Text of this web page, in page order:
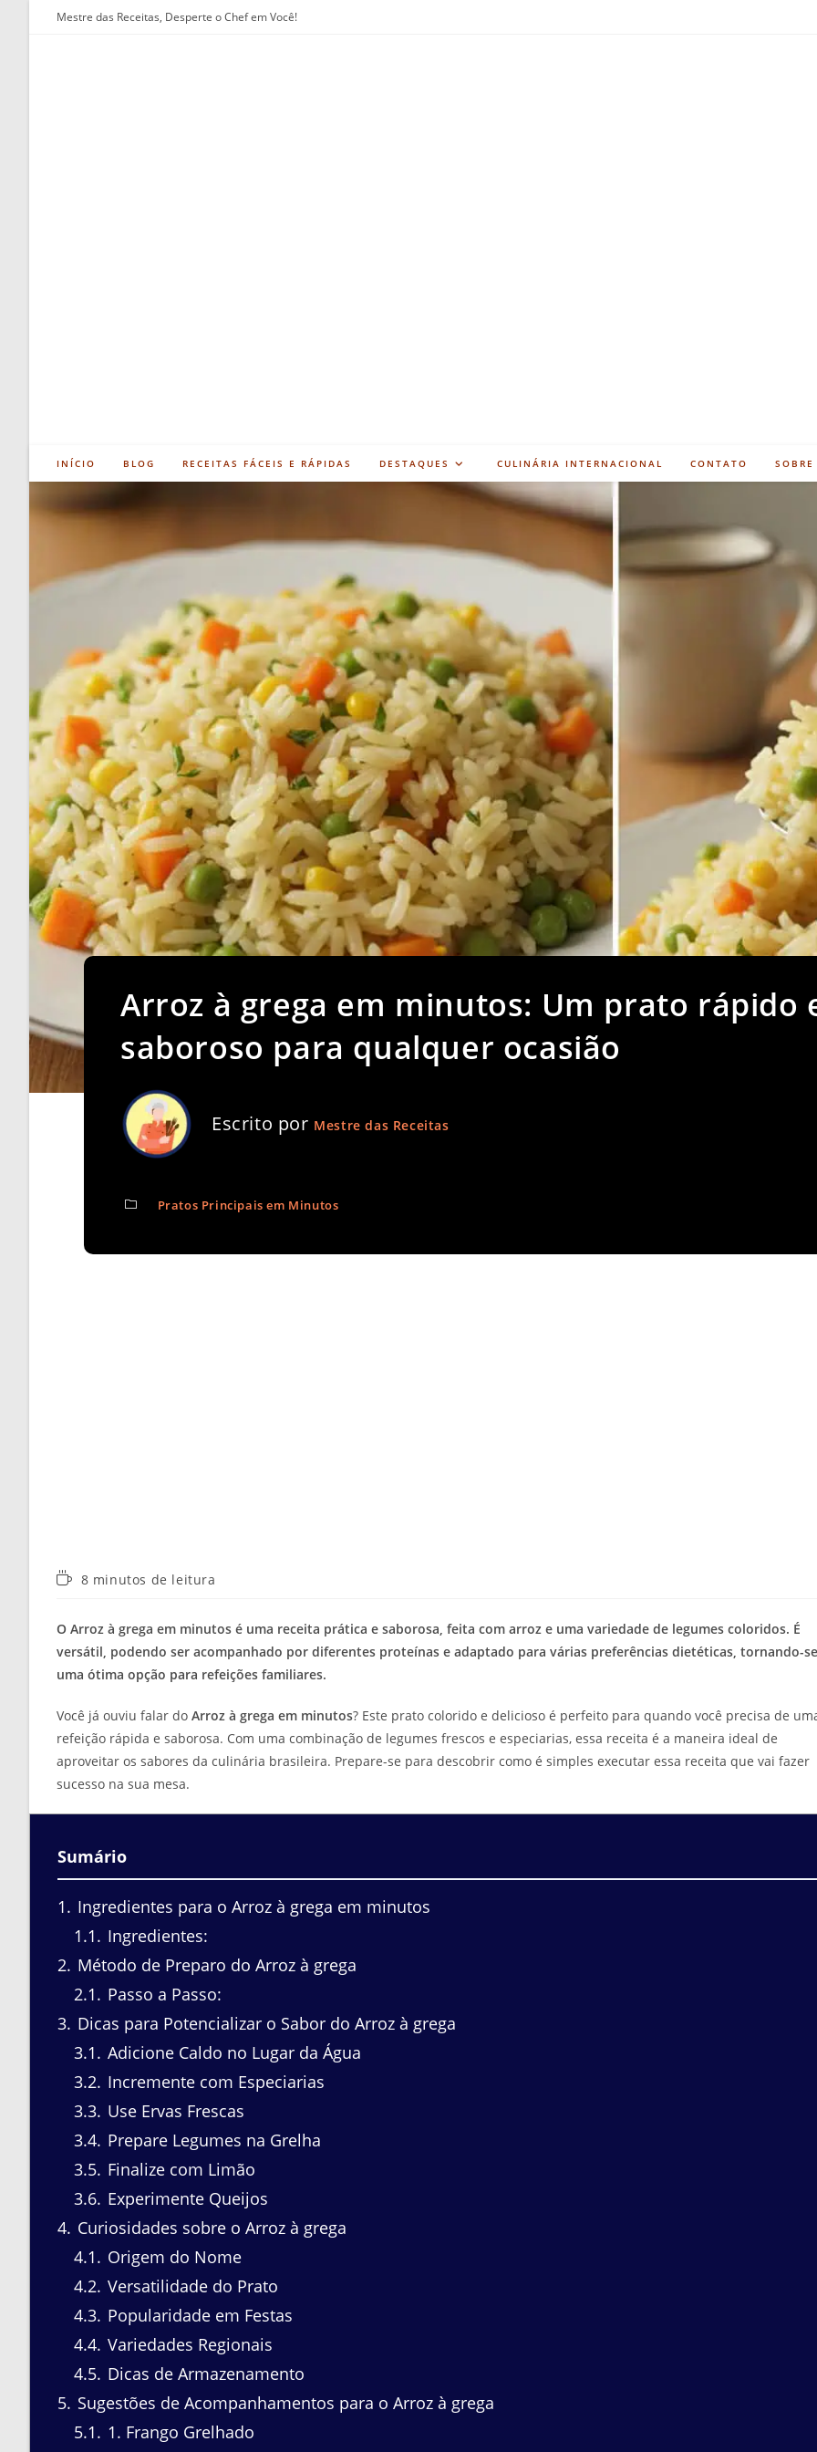
Mestre das Receitas, Desperte o Chef em Você!
INÍCIO BLOG RECEITAS FÁCEIS E RÁPIDAS DESTAQUES CULINÁRIA INTERNACIONAL CONTATO SOBRE
Arroz à grega em minutos: Um prato rápido
saboroso para qualquer ocasião
Escrito por Mestre das Receitas
Pratos Principais em Minutos
Tempo8 minutos de leitura
O Arroz à grega em minutos é uma receita prática e saborosa, feita com arroz e uma variedade de legumes coloridos. É
versátil, podendo ser acompanhado por diferentes proteínas e adaptado para várias preferências dietéticas, tornando-se
uma ótima opção para refeições familiares.
Você já ouviu falar do Arroz à grega em minutos? Este prato colorido e delicioso é perfeito para quando você precisa de
refeição rápida e saborosa. Com uma combinação de legumes frescos e especiarias, essa receita é a maneira ideal de
aproveitar os sabores da culinária brasileira. Prepare-se para descobrir como é simples executar essa receita que vai fazer
sucesso na sua mesa.
Sumário
1
Ingredientes para o Arroz à grega em minutos
1.1
Ingredientes:
2 Método de Preparo do Arroz à grega
2.1
Passo a Passo:
3 Dicas para Potencializar o Sabor do Arroz à grega
3.1
Adicione Caldo no Lugar da Água
3.2 Incremente com Especiarias
3.3 Use Ervas Frescas
3.4 Prepare Legumes na Grelha
3.5 Finalize com Limão
3.6 Experimente Queijos
4 Curiosidades sobre o Arroz à grega
4.1
Origem do Nome
4.2 Versatilidade do Prato
4.3 Popularidade em Festas
4.4 Variedades Regionais
4.5 Dicas de Armazenamento
5 Sugestões de Acompanhamentos para o Arroz à grega
5.1
1. Frango Grelhado